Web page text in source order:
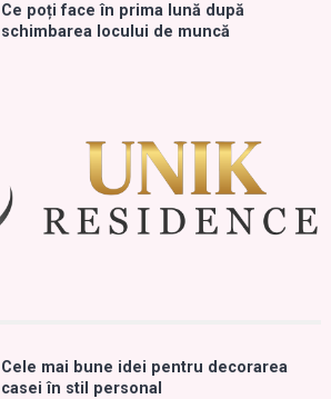
Ce poți face în prima lună după
schimbarea locului de muncă
Cele mai bune idei pentru decorarea
casei în stil personal